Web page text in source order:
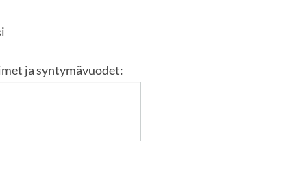
ja syntymävuodet: